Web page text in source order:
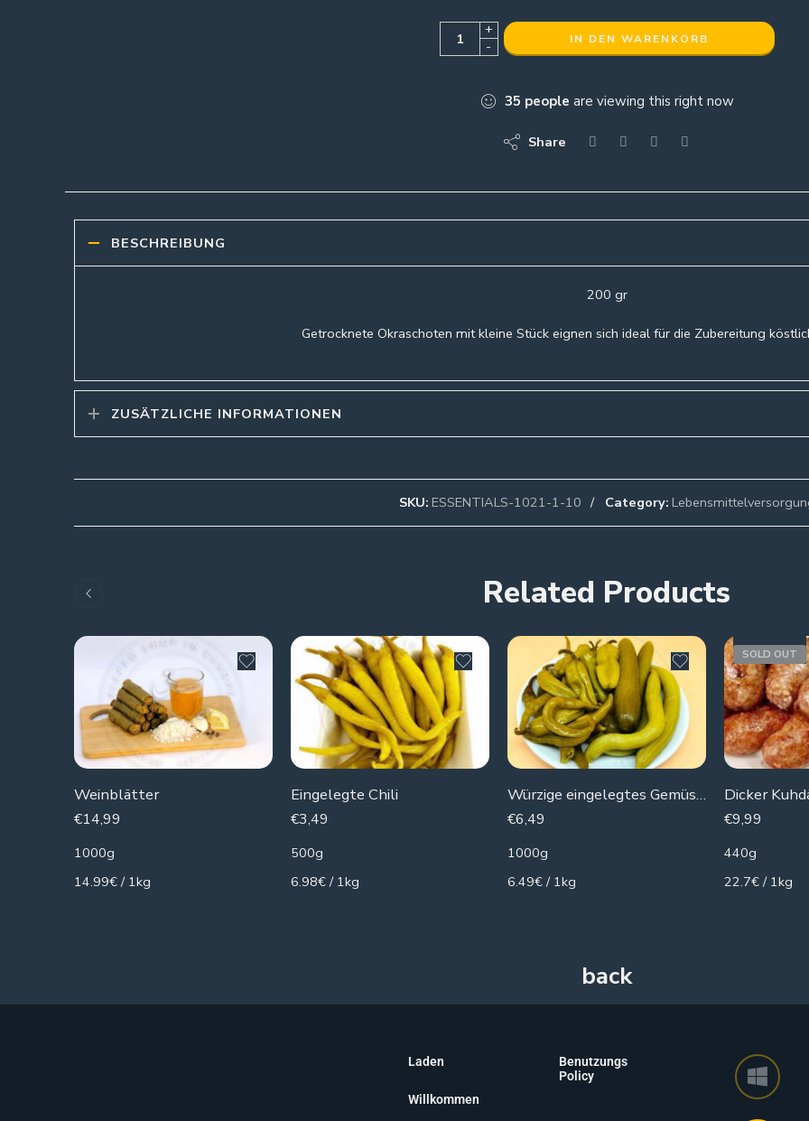
+
-
IN DEN WARENKORB
35 people are viewing this right now
Share
BESCHREIBUNG
200 gr
Getrocknete Okraschoten mit kleine Stück eignen sich ideal für die Zubereitung
ZUSÄTZLICHE INFORMATIONEN
SKU: ESSENTIALS-1021-1-10 Category:
Related Products
Weinblätter
€14,99
1000g
14.99€ / 1kg
Eingelegte Chili
€3,49
500g
6.98€ / 1kg
Würzige eingelegtes Gemüse (chili, Gurke, wilde Gurke, Paprika).
€6,49
1000g
6.49€ / 1kg
SOLD OUT
Dicker
€9,99
440g
22.7€ / 1kg
Laden
Willkommen
Benutzungs
Policy